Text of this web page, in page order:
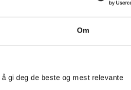
Om
gi deg de beste og mest relevante